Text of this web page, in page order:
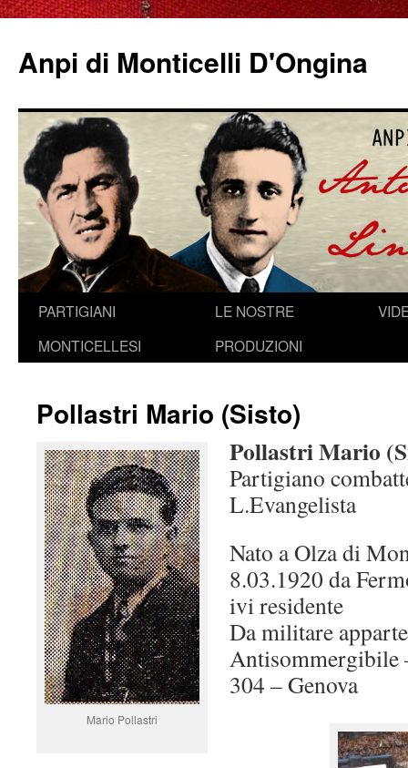
Anpi di Monticelli D'Ongina
VaiPARTIGIANI
MONTICELLESI
LE NOSTRE
PRODUZIONI
Pollastri Mario (Sisto)
Mario Pollastri
Pollastri Mario
Partigiano
L.Evangelista
Nato a Olza di
8.03.1920 da
ivi residente
Da militare
Antisommergibile
304 – Genova